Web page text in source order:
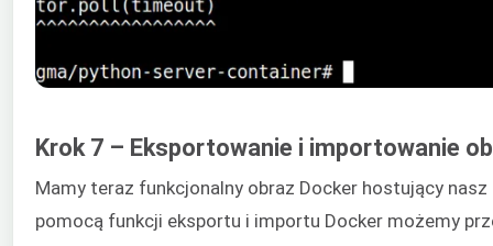
Krok 7 – Eksportowanie i importowanie
Mamy teraz funkcjonalny obraz Docker hostujący
pomocą funkcji eksportu i importu Docker możemy